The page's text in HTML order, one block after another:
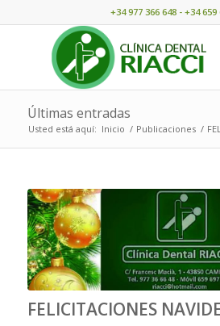
+34 977 366 648 - +34 659
Últimas entradas
Usted está aquí: Inicio / Publicaciones /
FELICITACIONES